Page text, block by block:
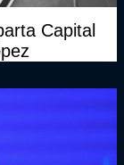
Capital